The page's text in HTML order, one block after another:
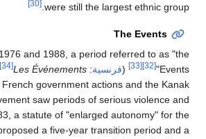
were still the largest ethnic group.
The Events
1976 and 1988, a period referred to as "the
Events"
[32]
[33]
( فرنسية:
Les Événements
[35]
French government actions and the Kanak
saw periods of serious violence and
a statute of "enlarged autonomy" for the
a five-year transition period and a